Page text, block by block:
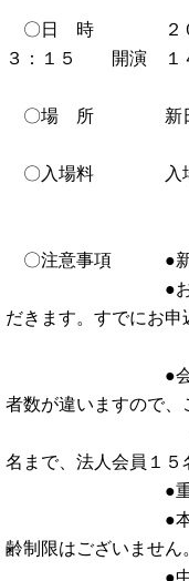
〇日 時 ２０２
３：１５ 開演 １
〇場 所 新日本造
〇入場料 入
〇注意事項 ●新日
●お1人様1回
だきます。すでにお
●会員種別に
者数が違いますので、
（個人会員２
名まで、法人会員１５
●重複でのお
●本演奏会は
齢制限はございません
●中学生以下